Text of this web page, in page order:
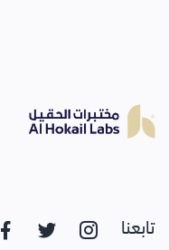
تابعنا